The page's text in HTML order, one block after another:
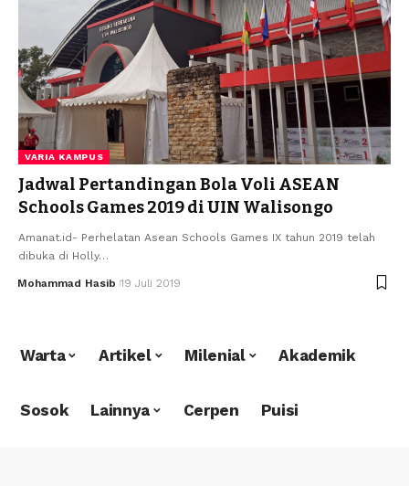
VARIA KAMPUS
Jadwal Pertandingan Bola Voli ASEAN
Schools Games 2019 di UIN Walisongo
Amanat.id- Perhelatan Asean Schools Games IX tahun 2019 telah
dibuka di Holly…
Mohammad Hasib 19 Juli 2019
Warta Artikel Milenial Akademik
Sosok Lainnya Cerpen Puisi